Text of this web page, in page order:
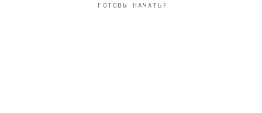
ГОТОВЫ НАЧАТЬ?